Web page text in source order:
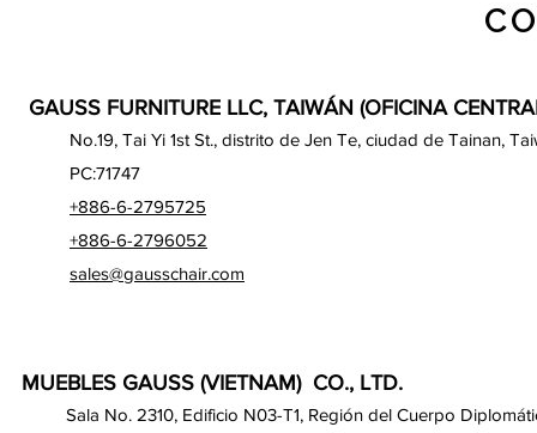
GAUSS FURNITURE LLC, TAIWÁN (OFICINA
No.19, Tai Yi 1st St., distrito de Jen Te, ciudad de Tainan,
PC:71747
+886-6-2795725
+886-6-2796052
sales@gausschair.com
MUEBLES GAUSS (VIETNAM) CO., LTD.
Sala No. 2310, Edificio N03-T1, Región del Cuerpo